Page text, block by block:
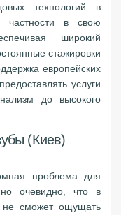
технологий в
частности в свою
широкий
стажировки
европейских
услуги
до высокого
(Киев)
проблема для
очевидно, что в
не сможет ощущать